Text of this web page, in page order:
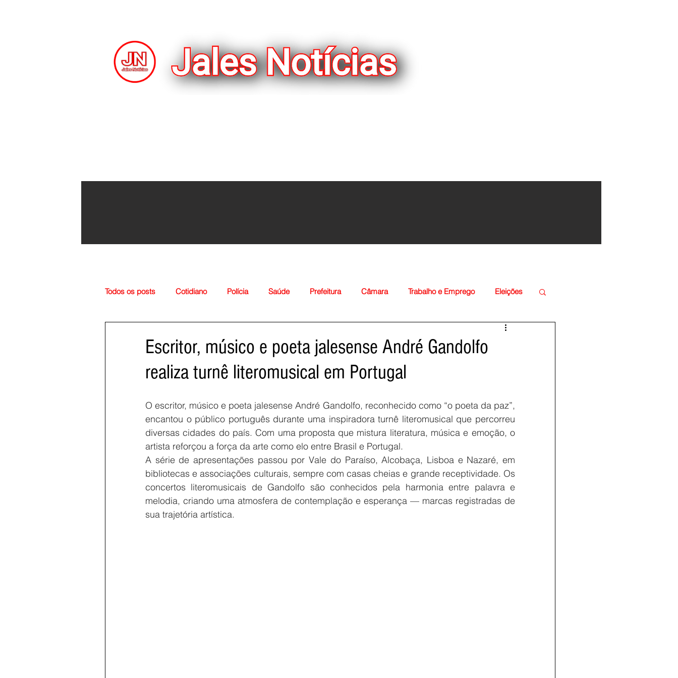
Voltar
Todos os posts Cotidiano Polícia Saúde Prefeitura Câmara Trabalho e Emprego Eleições
Escritor, músico e poeta jalesense André Gandolfo
realiza turnê literomusical em Portugal
O escritor, músico e poeta jalesense André Gandolfo, reconhecido como “o poeta da paz”,
encantou o público português durante uma inspiradora turnê literomusical que percorreu
diversas cidades do país. Com uma proposta que mistura literatura, música e emoção, o
artista reforçou a força da arte como elo entre Brasil e Portugal.
A série de apresentações passou por Vale do Paraíso, Alcobaça, Lisboa e Nazaré, em
bibliotecas e associações culturais, sempre com casas cheias e grande receptividade. Os
concertos literomusicais de Gandolfo são conhecidos pela harmonia entre palavra e
melodia, criando uma atmosfera de contemplação e esperança — marcas registradas de
sua trajetória artística.